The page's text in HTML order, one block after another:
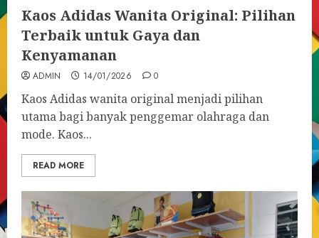
Kaos Adidas Wanita Original: Pilihan
Terbaik untuk Gaya dan
Kenyamanan
ADMIN 14/01/2026 0
Kaos Adidas wanita original menjadi pilihan
utama bagi banyak penggemar olahraga dan
mode. Kaos...
READ MORE